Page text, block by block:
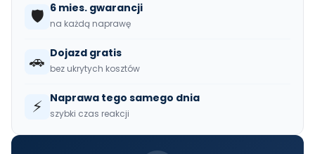
🛡️ 6 mies. gwarancji
na każdą naprawę
🚗 Dojazd gratis
bez ukrytych kosztów
⚡ Naprawa tego samego dnia
szybki czas reakcji